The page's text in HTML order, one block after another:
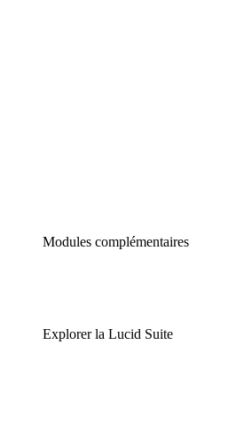
Modules complémentaires
Explorer la Lucid Suite